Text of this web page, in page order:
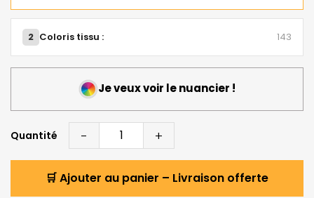
2 Coloris tissu : 143
Je veux voir le nuancier !
Quantité - +
🛒 Ajouter au panier – Livraison offerte